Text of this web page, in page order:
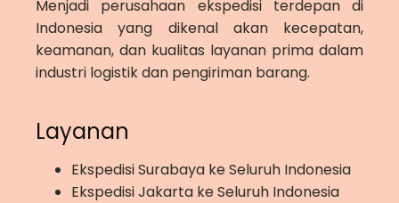
Menjadi perusahaan ekspedisi terdepan di
Indonesia yang dikenal akan kecepatan,
keamanan, dan kualitas layanan prima dalam
industri logistik dan pengiriman barang.
Layanan
Ekspedisi Surabaya ke Seluruh Indonesia
Ekspedisi Jakarta ke Seluruh Indonesia